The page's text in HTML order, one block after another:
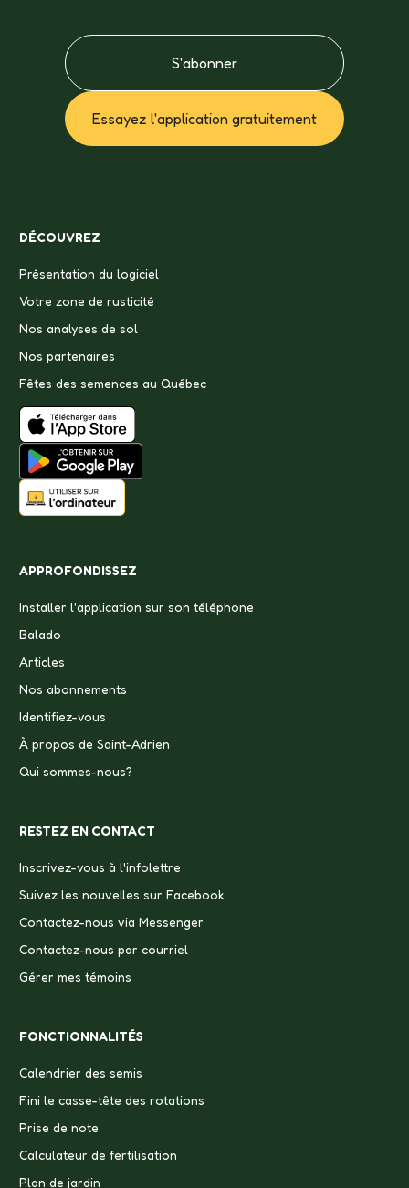
S'abonner
Essayez l'application gratuitement
DÉCOUVREZ
Présentation du logiciel
Votre zone de rusticité
Nos analyses de sol
Nos partenaires
Fêtes des semences au Québec
APPROFONDISSEZ
Installer l'application sur son téléphone
Balado
Articles
Nos abonnements
Identifiez-vous
À propos de Saint-Adrien
Qui sommes-nous?
RESTEZ EN CONTACT
Inscrivez-vous à l'infolettre
Suivez les nouvelles sur Facebook
Contactez-nous via Messenger
Contactez-nous par courriel
Gérer mes témoins
FONCTIONNALITÉS
Calendrier des semis
Fini le casse-tête des rotations
Prise de note
Calculateur de fertilisation
Plan de jardin